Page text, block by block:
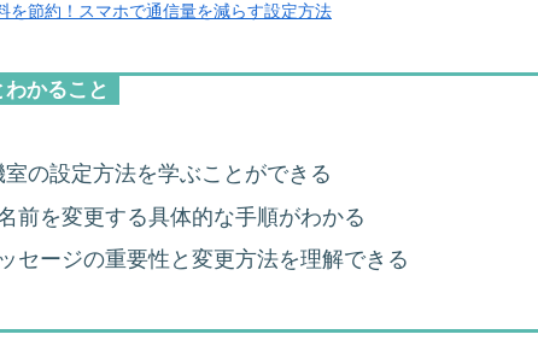
を節約！スマホで通信量を減らす設定方法
かること
の設定方法を学ぶことができる
前を変更する具体的な手順がわかる
セージの重要性と変更方法を理解できる